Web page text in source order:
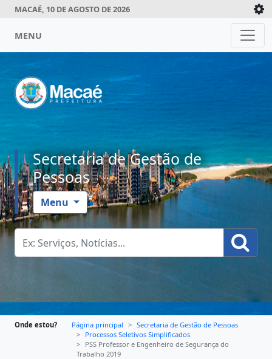
MACAÉ, 10 DE AGOSTO DE 2026
MENU
Secretaria de Gestão de
Pessoas
Menu
Onde estou? Página principal
Secretaria de Gestão de Pessoas
Processos Seletivos Simplificados
PSS Professor e Engenheiro de Segurança do
Trabalho 2019